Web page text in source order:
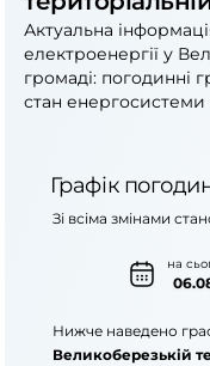
Актуальна
електроенергії у
громаді: погодинні
стан енергосистеми
Графік
на
Зі всіма змінами
Нижче наведено
Великоберезькій